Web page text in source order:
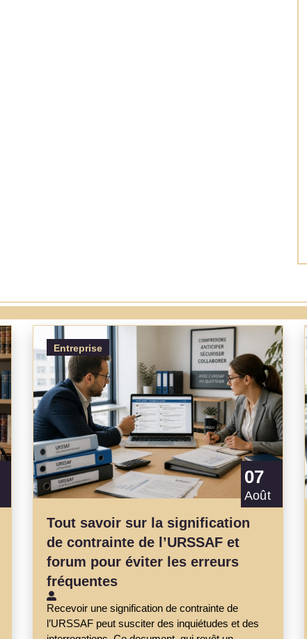
Entreprise
07
Août
Tout savoir sur la signification
de contrainte de l’URSSAF et
forum pour éviter les erreurs
fréquentes
Recevoir une signification de contrainte de
l’URSSAF peut susciter des inquiétudes et des